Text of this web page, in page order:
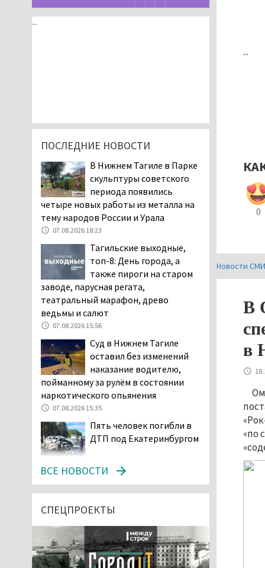
...
0
Новости
В
в
«по
...
ПОСЛЕДНИЕ НОВОСТИ
В Нижнем Тагиле в Парке
скульптуры советского
периода появились
четыре новых работы из металла на
тему народов России и Урала
07.08.2026 18:23
Тагильские выходные,
топ-8: День города, а
также пироги на старом
заводе, парусная регата,
театральный марафон, древо
ведьмы и салют
07.08.2026 15:56
Суд в Нижнем Тагиле
оставил без изменений
наказание водителю,
пойманному за рулём в состоянии
наркотического опьянения
07.08.2026 15:35
Пять человек погибли в
ДТП под Екатеринбургом
проникли в квартиру
через балкон, чтобы
07.08.2026 14:20
В Красноуральске хитрый
водитель BMW ездил с
ВСЕ НОВОСТИ
СПЕЦПРОЕКТЫ